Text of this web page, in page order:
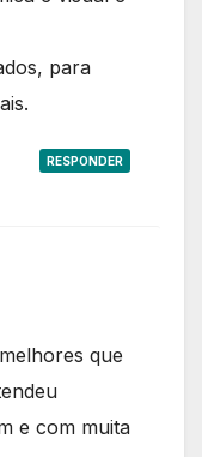
para
RESPONDER
que
e com muita